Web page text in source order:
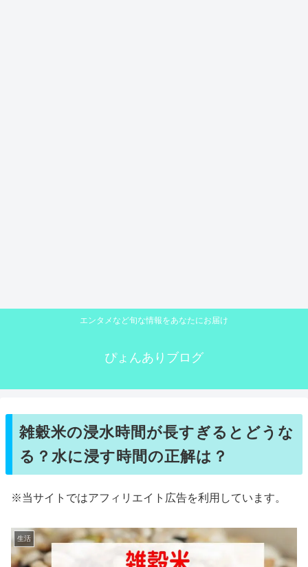
エンタメなど旬な情報をあなたにお届け
ぴょんありブログ
雑穀米の浸水時間が長すぎるとどうな
る？水に浸す時間の正解は？
※当サイトではアフィリエイト広告を利用しています。
生活